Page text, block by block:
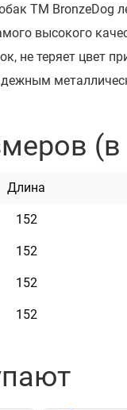
ТМ BronzeDog
высокого
не теряет цвет
с Карбоновым
Длина
152
152
152
152